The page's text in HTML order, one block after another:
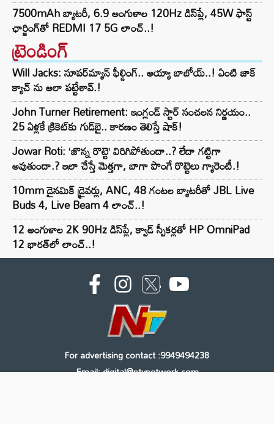
7500mAh బ్యాటరీ, 6.9 అంగుళాల 120Hz డిస్‌ప్లే, 45W ఫాస్ట్
ఛార్జింగ్‌తో REDMI 17 5G లాంచ్..!
ట్రెండింగ్‌
Will Jacks: సూపర్‌మ్యాన్ ఫీల్డింగ్.. అయ్యా బాబోయ్..! ఏంటి జాక్
క్యాచ్ ను అలా పట్టేశావ్.!
John Turner Retirement: ఇంగ్లండ్ స్టార్ సంచలన నిర్ణయం..
25 ఏళ్లకే క్రికెట్‌కు గుడ్‌బై.. కారణం తెలిస్తే షాక్!
Jowar Roti: ‘జొన్న రొట్టె’ విరిగిపోతుందా..? లేదా గట్టిగా
అవుతుందా.? ఇలా చేస్తే మెత్తగా, బాగా పొంగే రొట్టెలు గ్యారెంటీ.!
10mm డైనమిక్ డ్రైవర్లు, ANC, 48 గంటల బ్యాటరీతో JBL Live
Buds 4, Live Beam 4 లాంచ్..!
12 అంగుళాల 2K 90Hz డిస్‌ప్లే, క్వాడ్ స్పీకర్లతో HP OmniPad
12 భారత్‌లో లాంచ్..!
For advertising contact :9949494238
Email: digital@ntvnetwork.com